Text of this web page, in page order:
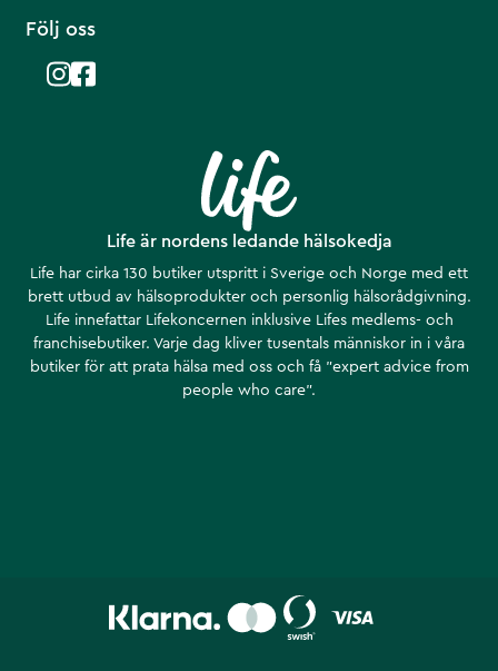
Life är nordens ledande hälsokedja
Life har cirka 130 butiker utspritt i Sverige och Norge med ett
brett utbud av hälsoprodukter och personlig hälsorådgivning.
Life innefattar Lifekoncernen inklusive Lifes medlems- och
franchisebutiker. Varje dag kliver tusentals människor in i våra
butiker för att prata hälsa med oss och få ”expert advice from
people who care”.
Följ oss